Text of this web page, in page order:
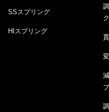
SSスプリング
HIスプリング
ク